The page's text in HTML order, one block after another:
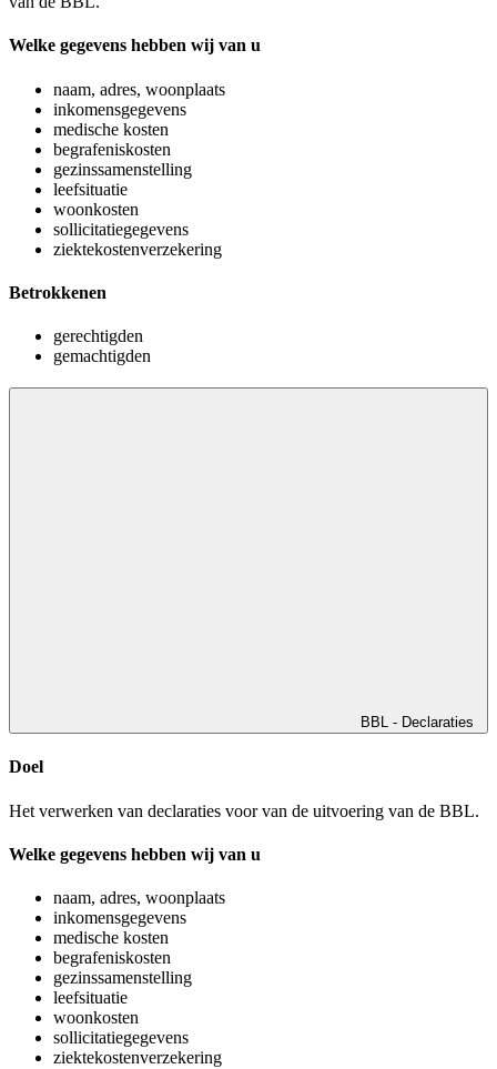
Welke gegevens hebben wij van u
naam, adres, woonplaats
inkomensgegevens
medische kosten
begrafeniskosten
gezinssamenstelling
leefsituatie
woonkosten
sollicitatiegegevens
ziektekostenverzekering
Betrokkenen
gerechtigden
gemachtigden
BBL - Declaraties
Doel
Het verwerken van declaraties voor van de uitvoering van de BBL.
Welke gegevens hebben wij van u
naam, adres, woonplaats
inkomensgegevens
medische kosten
begrafeniskosten
gezinssamenstelling
leefsituatie
woonkosten
sollicitatiegegevens
ziektekostenverzekering